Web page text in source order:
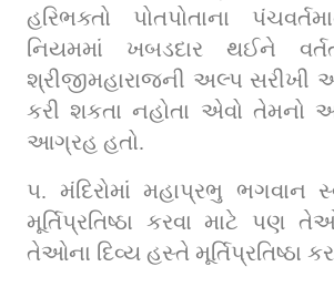
હરિભક્તો પોતપોતાના
નિયમમાં ખબડદાર થઈને
શ્રીજીમહારાજની અલ્પ સરીખી
કરી શકતા નહોતા એવો તેમનો
આગ્રહ હતો.
૫. મંદિરોમાં મહાપ્રભુ ભગવાન
મૂર્તિપ્રતિષ્ઠા કરવા માટે પણ
તેઓના દિવ્ય હસ્તે મૂર્તિપ્રતિષ્ઠા